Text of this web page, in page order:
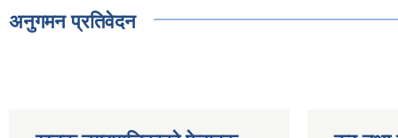
अनुगमन प्रतिवेदन